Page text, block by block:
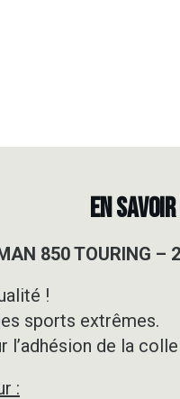
EN
850 TOURING –
!
sports extrêmes.
l’adhésion de la
: